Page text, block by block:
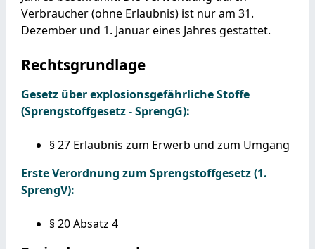
Verbraucher (ohne Erlaubnis) ist nur am 31.
Dezember und 1. Januar eines Jahres gestattet.
Rechtsgrundlage
Gesetz über explosionsgefährliche Stoffe
(Sprengstoffgesetz - SprengG):
§ 27 Erlaubnis zum Erwerb und zum Umgang
Erste Verordnung zum Sprengstoffgesetz (1.
SprengV):
§ 20 Absatz 4